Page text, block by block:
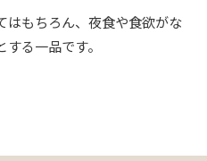
はもちろん、夜食や食欲がな
る一品です。